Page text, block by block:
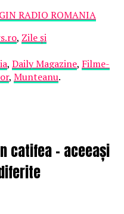
RADIO ROMANIA
, Zile și
, Daily Magazine, Filme-
, Munteanu.
catifea – aceeași